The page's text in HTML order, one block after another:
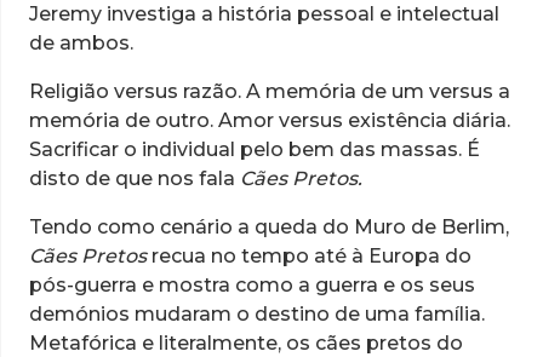
Jeremy investiga a história pessoal e intelectual
de ambos.
Religião versus razão. A memória de um versus a
memória de outro. Amor versus existência diária.
Sacrificar o individual pelo bem das massas. É
disto de que nos fala Cães Pretos.
Tendo como cenário a queda do Muro de Berlim,
Cães Pretosrecua no tempo até à Europa do
pós-guerra e mostra como a guerra e os seus
demónios mudaram o destino de uma família.
Metafórica e literalmente, os cães pretos do